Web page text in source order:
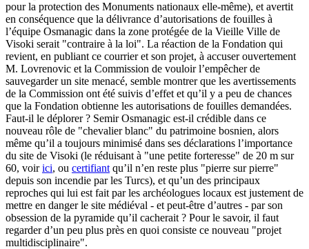
pour la protection des Monuments nationaux elle-même), et avertit
en conséquence que la délivrance d’autorisations de fouilles à
l’équipe Osmanagic dans la zone protégée de la Vieille Ville de
Visoki serait "contraire à la loi". La réaction de la Fondation qui
revient, en publiant ce courrier et son projet, à accuser ouvertement
M. Lovrenovic et la Commission de vouloir l’empêcher de
sauvegarder un site menacé, semble montrer que les avertissements
de la Commission ont été suivis d’effet et qu’il y a peu de chances
que la Fondation obtienne les autorisations de fouilles demandées.
Faut-il le déplorer ? Semir Osmanagic est-il crédible dans ce
nouveau rôle de "chevalier blanc" du patrimoine bosnien, alors
même qu’il a toujours minimisé dans ses déclarations l’importance
du site de Visoki (le réduisant à "une petite forteresse" de 20 m sur
60, voirici, ou certifiant qu’il n’en reste plus "pierre sur pierre"
depuis son incendie par les Turcs), et qu’un des principaux
reproches qui lui est fait par les archéologues locaux est justement de
mettre en danger le site médiéval - et peut-être d’autres - par son
obsession de la pyramide qu’il cacherait ? Pour le savoir, il faut
regarder d’un peu plus près en quoi consiste ce nouveau "projet
multidisciplinaire".